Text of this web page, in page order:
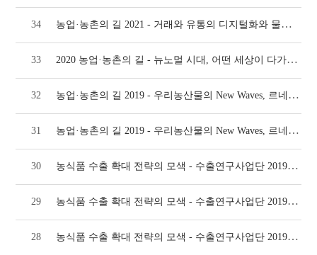
34 농업·농촌의 길 2021 - 거래와 유통의 디지털화와 물류 혁명(864호)
33 2020 농업·농촌의 길 - 뉴노멀 시대, 어떤 세상이 다가오고 있는가?(812호)
32 농업·농촌의 길 2019 - 우리농산물의 New Waves, 르네상스는 올까? - 분과토론
31 농업·농촌의 길 2019 - 우리농산물의 New Waves, 르네상스는 올까?(761호)
30 농식품 수출 확대 전략의 모색 - 수출연구사업단 2019 심포지엄 종합토론(733호)
29 농식품 수출 확대 전략의 모색 - 수출연구사업단 2019 심포지엄 주제발표 3.(733호)
28 농식품 수출 확대 전략의 모색 - 수출연구사업단 2019 심포지엄 주제발표 2.(733호)